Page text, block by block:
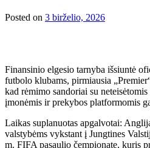
Posted on 3 birželio, 2026
Finansinio elgesio tarnyba išsiuntė
futbolo klubams, pirmiausia
kad rėmimo sandoriai su
įmonėmis ir prekybos platformomis
Laikas suplanuotas apgalvotai:
valstybėms vykstant į Jungtines
m. FIFA pasaulio čempionate, kuris